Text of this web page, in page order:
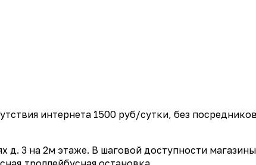
интернета 1500 руб/сутки, без
д. 3 на 2м этаже. В шаговой доступности